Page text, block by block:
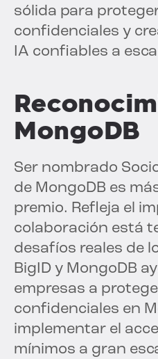
sólida para
confidenciales y
IA confiables a
MongoDB
Ser nombrado
de MongoDB es
premio. Refleja el
colaboración está
desafíos reales de
BigID y MongoDB
empresas a
confidenciales en
implementar el
mínimos a gran